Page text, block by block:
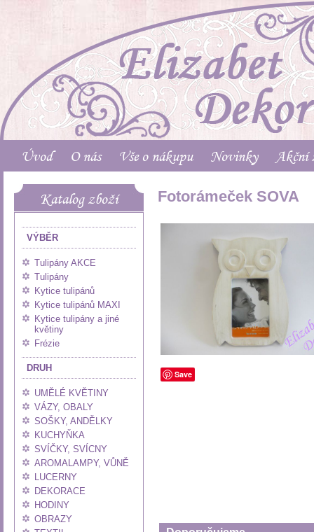
Úvod O nás Vše o nákupu Novinky Akční
Katalog zboží
VÝBĚR
Tulipány AKCE
Tulipány
Kytice tulipánů
Kytice tulipánů MAXI
Kytice tulipány a jiné
květiny
Frézie
DRUH
UMĚLÉ KVĚTINY
VÁZY, OBALY
SOŠKY, ANDĚLKY
KUCHYŇKA
SVÍČKY, SVÍCNY
AROMALAMPY, VŮNĚ
LUCERNY
DEKORACE
HODINY
OBRAZY
Fotorámeček SOVA
Save